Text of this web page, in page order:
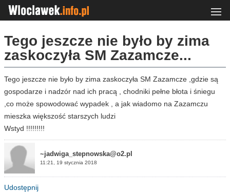
Tego jeszcze nie było by zima
zaskoczyła SM Zazamcze...
Tego jeszcze nie było by zima zaskoczyła SM Zazamcze ,gdzie są
gospodarze i nadzór nad ich pracą , chodniki pełne błota i śniegu
,co może spowodować wypadek , a jak wiadomo na Zazamczu
mieszka większość starszych ludzi
Wstyd !!!!!!!!!
~jadwiga_stepnowska@o2.pl
11:21, 19 stycznia 2018
Udostępnij